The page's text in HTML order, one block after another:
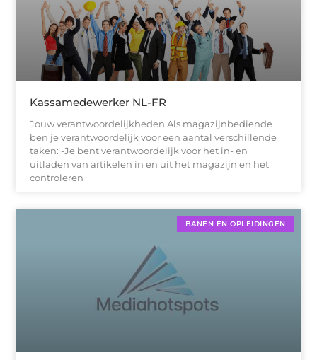
Kassamedewerker NL-FR
Jouw verantwoordelijkheden Als magazijnbediende
ben je verantwoordelijk voor een aantal verschillende
taken: -Je bent verantwoordelijk voor het in- en
uitladen van artikelen in en uit het magazijn en het
controleren
BANEN EN OPLEIDINGEN